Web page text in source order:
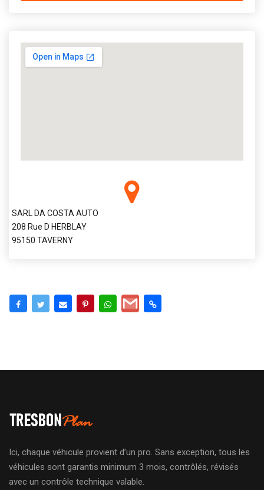
SARL DA COSTA AUTO
208 Rue D HERBLAY
95150 TAVERNY
Ici, chaque véhicule provient d’un pro. Sans exception, tous les
véhicules sont garantis minimum 3 mois, contrôlés, révisés
avec un contrôle technique valable.